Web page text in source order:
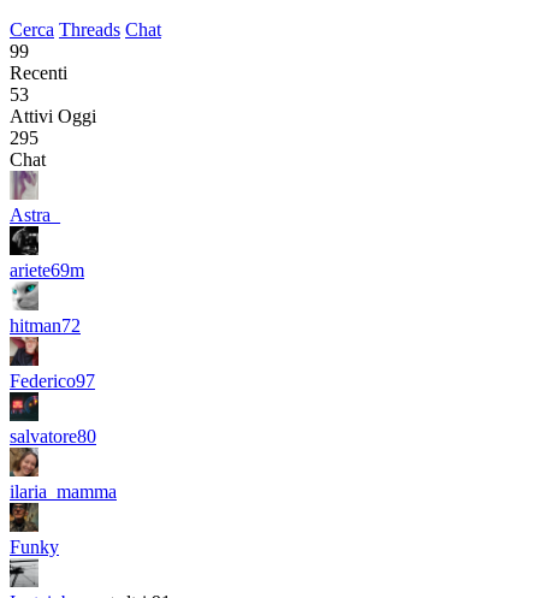
Cerca Threads Chat
99
Recenti
53
Attivi Oggi
295
Chat
Astra_
ariete69m
hitman72
Federico97
salvatore80
ilaria_mamma
Funky